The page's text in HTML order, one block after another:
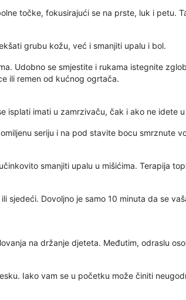
točke, fokusirajući se na prste, luk i petu.
grubu kožu, već i smanjiti upalu i bol.
Udobno se smjestite i rukama istegnite
ili remen od kućnog ogrtača.
isplati imati u zamrzivaču, čak i ako ne idete
seriju i na pod stavite bocu smrznute
smanjiti upalu u mišićima. Terapija
Dovoljno je samo 10 minuta da se
na držanje djeteta. Međutim, odraslu
Iako vam se u početku može činiti